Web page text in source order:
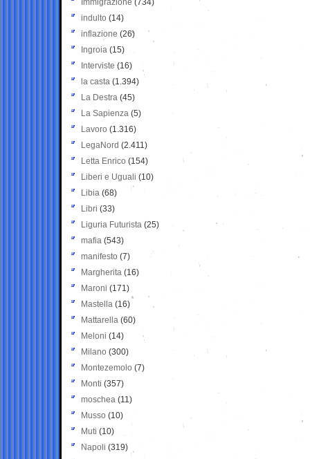
Immigrazione (734)
indulto (14)
inflazione (26)
Ingroia (15)
Interviste (16)
la casta (1.394)
La Destra (45)
La Sapienza (5)
Lavoro (1.316)
LegaNord (2.411)
Letta Enrico (154)
Liberi e Uguali (10)
Libia (68)
Libri (33)
Liguria Futurista (25)
mafia (543)
manifesto (7)
Margherita (16)
Maroni (171)
Mastella (16)
Mattarella (60)
Meloni (14)
Milano (300)
Montezemolo (7)
Monti (357)
moschea (11)
Musso (10)
Muti (10)
Napoli (319)